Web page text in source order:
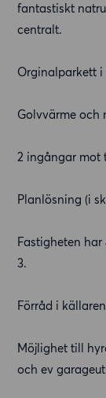
fantastiskt
centralt.
Orginalparkett i
Golvvärme och
2 ingångar mot
Planlösning (i
Fastigheten
3.
Förråd i
Möjlighet till
och ev